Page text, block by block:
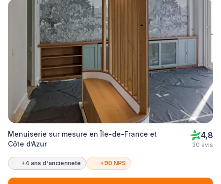
Menuiserie sur mesure en Île-de-France et
Côte d’Azur
4,8
30 avis
+4 ans d'ancienneté +90 NPS